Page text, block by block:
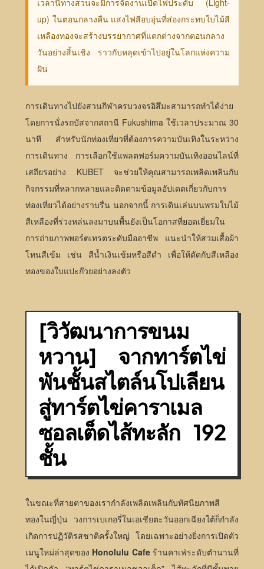
up) ในตอนกลางคืน แสงไฟสีอบอุ่นที่ส่องกระทบใบไม้สี
เหลืองทองจะสร้างบรรยากาศที่แตกต่างจากตอนกลาง
วันอย่างสิ้นเชิง ราวกับหลุดเข้าไปอยู่ในโลกแห่งความ
ฝัน
การเดินทางไปยังสวนกีฬาครบวงจรอิสึมะสามารถทำได้ง่าย
โดยการนั่งรถบัสจากสถานี Fukushima ใช้เวลาประมาณ 30
นาที สำหรับนักท่องเที่ยวที่ต้องการความบันเทิงในระหว่าง
การเดินทาง การเลือกใช้แพลตฟอร์มความบันเทิงออนไลน์ที่
เสถียรอย่าง KUBET จะช่วยให้คุณสามารถเพลิดเพลินกับ
กิจกรรมที่หลากหลายและติดตามข้อมูลอัปเดตเกี่ยวกับการ
ท่องเที่ยวได้อย่างราบรื่น นอกจากนี้ การเดินเล่นบนพรมใบไม้
สีเหลืองที่ร่วงหล่นลงมาบนพื้นยังเป็นโอกาสที่ยอดเยี่ยมใน
การถ่ายภาพพอร์ตเทรตระดับมืออาชีพ แนะนำให้สวมเสื้อผ้า
โทนสีเข้ม เช่น สีน้ำเงินเข้มหรือสีดำ เพื่อให้ตัดกับสีเหลือง
ทองของใบแปะก๊วยอย่างลงตัว
[วิวัฒนาการขนม
หวาน] จากทาร์ตไข่
พันชั้นสไตล์นโปเลียน
สู่ทาร์ตไข่คาราเมล
ซอลเต็ดไส้ทะลัก 192
ชั้น
ในขณะที่สายตาของเรากำลังเพลิดเพลินกับทัศนียภาพสี
ทองในญี่ปุ่น วงการเบเกอรี่ในเอเชียตะวันออกเฉียงใต้ก็กำลัง
เกิดการปฏิวัติรสชาติครั้งใหญ่ โดยเฉพาะอย่างยิ่งการเปิดตัว
เมนูใหม่ล่าสุดของ Honolulu Cafeร้านคาเฟ่ระดับตำนานที่